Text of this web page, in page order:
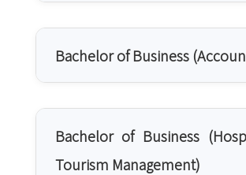
Bachelor of Business
Bachelor of Business
Tourism Management)